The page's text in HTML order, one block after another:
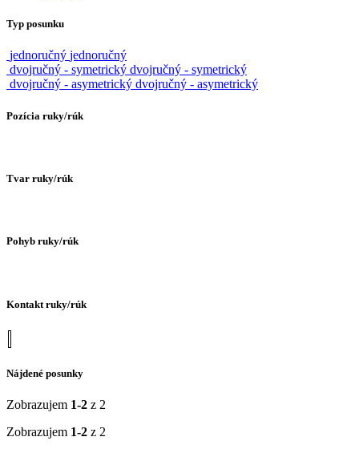
Typ posunku
jednoručný jednoručný
dvojručný - symetrický dvojručný - symetrický
dvojručný - asymetrický dvojručný - asymetrický
Pozícia ruky/rúk
Tvar ruky/rúk
Pohyb ruky/rúk
Kontakt ruky/rúk
Nájdené posunky
Zobrazujem 1-2 z 2
Zobrazujem 1-2 z 2